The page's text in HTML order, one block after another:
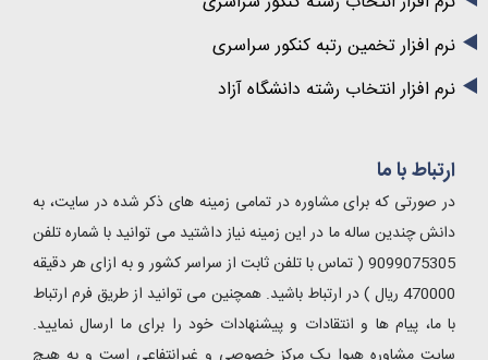
نرم افزار تخمین رتبه کنکور سراسری
نرم افزار انتخاب رشته دانشگاه آزاد
ارتباط با ما
در صورتی که برای مشاوره در تمامی زمینه های ذکر شده در سایت، به
دانش چندین ساله ما در این زمینه نیاز داشتید می توانید با شماره تلفن
9099075305 ( تماس با تلفن ثابت از سراسر کشور و به ازای هر دقیقه
470000 ریال ) در ارتباط باشید. همچنین می توانید از طریق فرم ارتباط
با ما، پیام ها و انتقادات و پیشنهادات خود را برای ما ارسال نمایید.